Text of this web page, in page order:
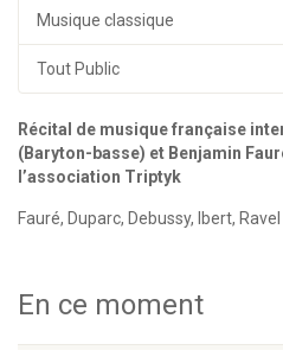
Musique classique
Tout Public
Récital de musique française
(Baryton-basse) et Benjamin
l’association Triptyk
Fauré, Duparc, Debussy, Ibert,
En ce moment